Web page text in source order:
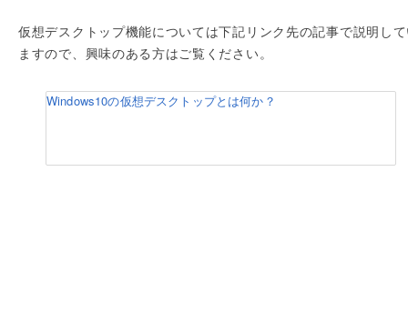
仮想デスクトップ機能については下記リンク先の記事で説明し
ますので、興味のある方はご覧ください。
Windows10の仮想デスクトップとは何か？